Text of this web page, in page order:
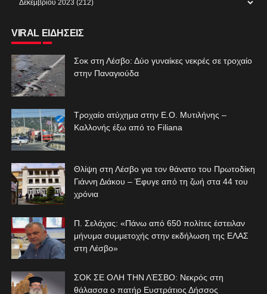
VIRAL ΕΙΔΗΣΕΙΣ
Σοκ στη Λέσβο: Δύο γυναίκες νεκρές σε τροχαίο
στην Παναγιούδα
Τροχαίο ατύχημα στην Ε.Ο. Μυτιλήνης –
Καλλονής έξω από το Filiana
Θλίψη στη Λέσβο για τον θάνατο του Πρωτοδίκη
Γιάννη Διάκου – Έφυγε από τη ζωή στα 44 του
χρόνια
Π. Σελάχας: «Πάνω από 650 πολίτες έστειλαν
μήνυμα συμμετοχής στην εκδήλωση της ΕΛΑΣ
στη Λέσβο»
ΣΟΚ ΣΕ ΟΛΗ ΤΗΝ ΛΈΣΒΟ: Νεκρός στη
θάλασσα ο πατήρ Ευστράτιος Δήσσος